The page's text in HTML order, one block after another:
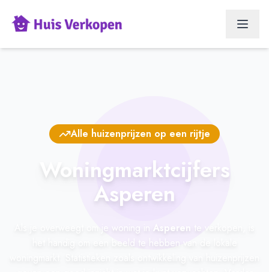
Alle huizenprijzen op een rijtje
Woningmarktcijfers
Asperen
Als je overweegt om je woning in Asperen te verkopen, is
het handig om een beeld te hebben van de lokale